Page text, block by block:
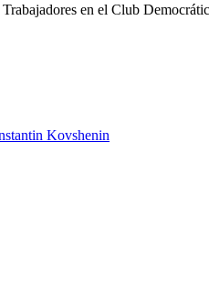
en el Club
Kovshenin